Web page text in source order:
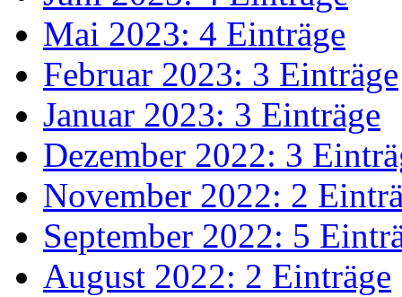
Mai 2023: 4 Einträge
Februar 2023: 3 Einträge
Januar 2023: 3 Einträge
Dezember 2022: 3
November 2022: 2
September 2022: 5
August 2022: 2 Einträge